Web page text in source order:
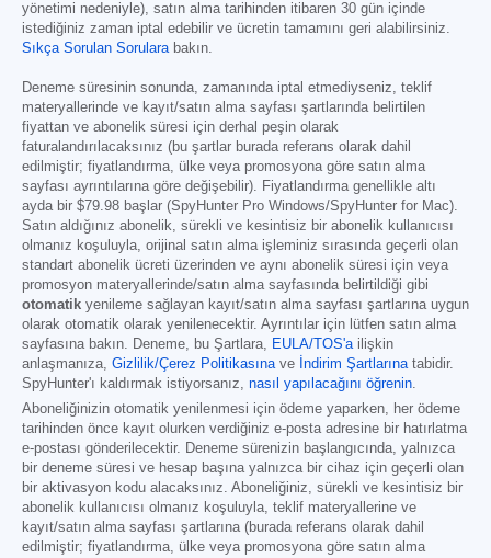
yönetimi nedeniyle), satın alma tarihinden itibaren 30 gün içinde
istediğiniz zaman iptal edebilir ve ücretin tamamını geri alabilirsiniz.
Sıkça Sorulan Sorularabakın.
Deneme süresinin sonunda, zamanında iptal etmediyseniz, teklif
materyallerinde ve kayıt/satın alma sayfası şartlarında belirtilen
fiyattan ve abonelik süresi için derhal peşin olarak
faturalandırılacaksınız (bu şartlar burada referans olarak dahil
edilmiştir; fiyatlandırma, ülke veya promosyona göre satın alma
sayfası ayrıntılarına göre değişebilir). Fiyatlandırma genellikle altı
ayda bir $79.98 başlar (SpyHunter Pro Windows/SpyHunter for Mac).
Satın aldığınız abonelik, sürekli ve kesintisiz bir abonelik kullanıcısı
olmanız koşuluyla, orijinal satın alma işleminiz sırasında geçerli olan
standart abonelik ücreti üzerinden ve aynı abonelik süresi için veya
promosyon materyallerinde/satın alma sayfasında belirtildiği gibi
otomatik yenileme sağlayan kayıt/satın alma sayfası şartlarına uygun
olarak otomatik olarak yenilenecektir. Ayrıntılar için lütfen satın alma
sayfasına bakın. Deneme, bu Şartlara, EULA/TOS'ailişkin
anlaşmanıza, Gizlilik/Çerez Politikasınave İndirim Şartlarınatabidir.
SpyHunter'ı kaldırmak istiyorsanız, nasıl yapılacağını öğrenin.
Aboneliğinizin otomatik yenilenmesi için ödeme yaparken, her ödeme
tarihinden önce kayıt olurken verdiğiniz e-posta adresine bir hatırlatma
e-postası gönderilecektir. Deneme sürenizin başlangıcında, yalnızca
bir deneme süresi ve hesap başına yalnızca bir cihaz için geçerli olan
bir aktivasyon kodu alacaksınız. Aboneliğiniz, sürekli ve kesintisiz bir
abonelik kullanıcısı olmanız koşuluyla, teklif materyallerine ve
kayıt/satın alma sayfası şartlarına (burada referans olarak dahil
edilmiştir; fiyatlandırma, ülke veya promosyona göre satın alma